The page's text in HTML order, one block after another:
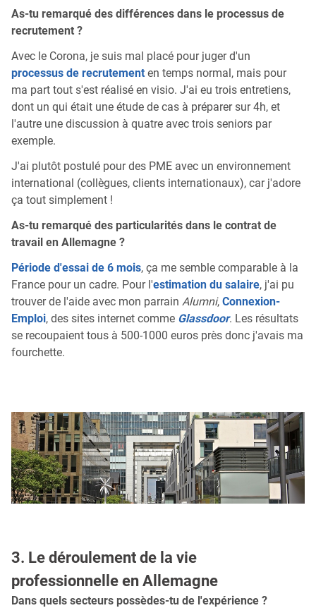
As-tu remarqué des différences dans le processus de
recrutement ?
Avec le Corona, je suis mal placé pour juger d'un
processus de recrutement en temps normal, mais pour
ma part tout s'est réalisé en visio. J'ai eu trois entretiens,
dont un qui était une étude de cas à préparer sur 4h, et
l'autre une discussion à quatre avec trois seniors par
exemple.
J'ai plutôt postulé pour des PME avec un environnement
international (collègues, clients internationaux), car j'adore
ça tout simplement !
As-tu remarqué des particularités dans le contrat de
travail en Allemagne ?
Période d'essai de 6 mois, ça me semble comparable à la
France pour un cadre. Pour l'estimation du salaire, j'ai pu
trouver de l'aide avec mon parrain Alumni, Connexion-
Emploi, des sites internet comme Glassdoor. Les résultats
se recoupaient tous à 500-1000 euros près donc j'avais ma
fourchette.
3. Le déroulement de la vie
professionnelle en Allemagne
Dans quels secteurs possèdes-tu de l'expérience ?